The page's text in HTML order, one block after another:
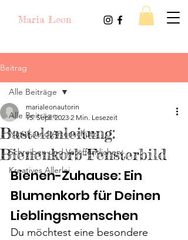
Maria Leon
Beitrag
Alle Beiträge
Natur- und Artenschutz
Schreiben und Veröffentlichen
Kreatives Allerlei
Alle Beiträge
Bastelanleitung:
Bienenkorb-Fensterbild
marialeonautorin
15. Sept. 2023 2 Min. Lesezeit
Bienen-Zuhause: Ein
Blumenkorb für Deinen
Lieblingsmenschen
Du möchtest eine besondere